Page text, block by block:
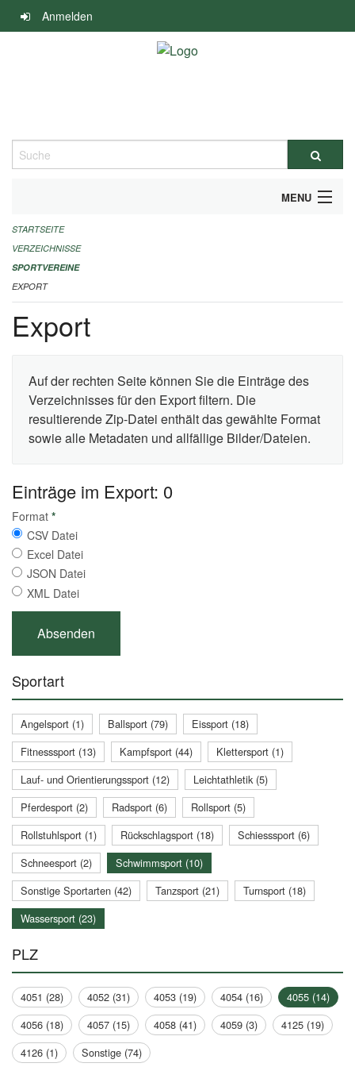
Navigation
überspringen
Anmelden
Suche
MENU
ALLGEMEINE INFORMATIONEN
FINANZIELLE UNTERSTÜTZUNG BENÖTIGT?
KONTAKT
STARTSEITE
VERZEICHNISSE
SPORTVEREINE
EXPORT
Export
Auf der rechten Seite können Sie die Einträge des
Verzeichnisses für den Export filtern. Die
resultierende Zip-Datei enthält das gewählte Format
sowie alle Metadaten und allfällige Bilder/Dateien.
Einträge im Export: 0
Format *
CSV Datei
Excel Datei
JSON Datei
XML Datei
Sportart
Angelsport (1) Ballsport (79)
Eissport (18)
Fitnesssport (13)
Kampfsport (44)
Klettersport (1)
Lauf- und Orientierungssport (12)
Leichtathletik (5)
Pferdesport (2)
Radsport (6)
Rollsport (5)
Rollstuhlsport (1)
Rückschlagsport (18)
Schiesssport (6)
Schneesport (2)
Schwimmsport (10)
Sonstige Sportarten (42)
Tanzsport (21)
Turnsport (18)
Wassersport (23)
PLZ
4051 (28) 4052 (31) 4053 (19) 4054 (16)
4055 (14)
4056 (18)
4057 (15) 4058 (41) 4059 (3)
4125 (19)
4126 (1)
Sonstige (74)